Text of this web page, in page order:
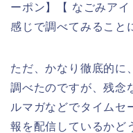
ーポン】【 なごみア
感じで調べてみること
ただ、かなり徹底的に
調べたのですが、残念
ルマガなどでタイムセ
報を配信しているかど